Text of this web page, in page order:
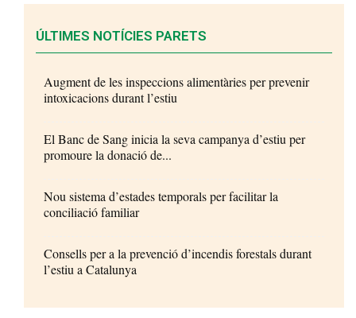
ÚLTIMES NOTÍCIES PARETS
Augment de les inspeccions alimentàries per prevenir
intoxicacions durant l’estiu
El Banc de Sang inicia la seva campanya d’estiu per
promoure la donació de...
Nou sistema d’estades temporals per facilitar la
conciliació familiar
Consells per a la prevenció d’incendis forestals durant
l’estiu a Catalunya